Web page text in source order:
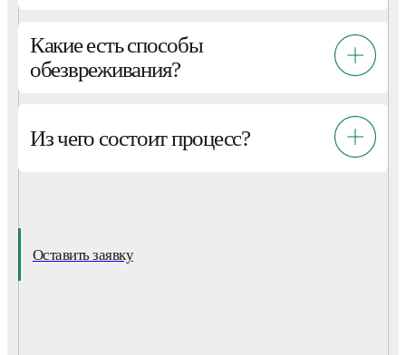
Какие есть способы
обезвреживания?
Из чего состоит процесс?
Оставить заявку